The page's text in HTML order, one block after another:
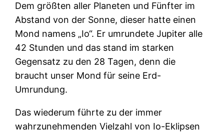
Dem größten aller Planeten und Fünfter im
Abstand von der Sonne, dieser hatte einen
Mond namens „Io“. Er umrundete Jupiter alle
42 Stunden und das stand im starken
Gegensatz zu den 28 Tagen, denn die
braucht unser Mond für seine Erd-
Umrundung.
Das wiederum führte zu der immer
wahrzunehmenden Vielzahl von Io-Eklipsen